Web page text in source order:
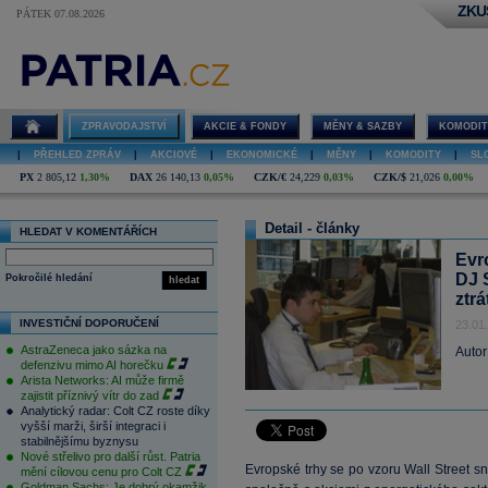
PÁTEK 07.08.2026
ZPRAVODAJSTVÍ AKCIE & FONDY MĚNY & SAZBY
PŘEHLED ZPRÁV AKCIOVÉ EKONOMICKÉ MĚNY KOMODITY
PX 2 805,12 1,30% DAX 26 140,13 0,05% CZK/€ 24,229 0,03% CZK/$ 21,026 0,00%
HLEDAT V KOMENTÁŘÍCH
hledat
Pokročilé hledání
INVESTIČNÍ DOPORUČENÍ
AstraZeneca jako sázka na
defenzivu mimo AI horečku
Arista Networks: AI může firmě
zajistit příznivý vítr do zad
Analytický radar: Colt CZ roste díky
vyšší marži, širší integraci i
stabilnějšímu byznysu
Nové střelivo pro další růst. Patria
mění cílovou cenu pro Colt CZ
Detail - články
DJ
Evropské trhy se po vzoru Wall Street